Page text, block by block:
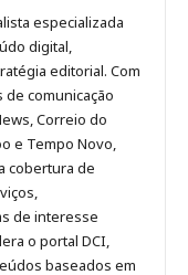
de
Anny
Malagolini
especializada
digital,
editorial. Com
comunicação
Correio do
e Tempo Novo,
cobertura de
de interesse
o portal DCI,
baseados em